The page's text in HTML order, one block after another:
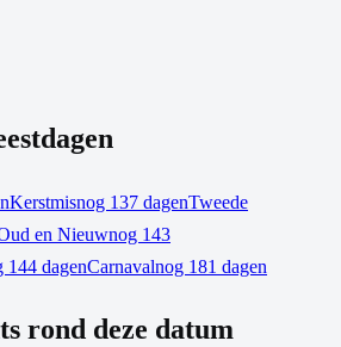
Kerstmisnog 137 dagenTweede
en Nieuwnog 143
144 dagenCarnavalnog 181 dagen
rond deze datum